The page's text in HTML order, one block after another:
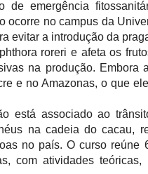
de emergência
ocorre no campus da
evitar a introdução da
roreri e afeta os
na produção. Embora
e no Amazonas, o que
está associado ao
na cadeia do cacau,
no país. O curso reúne
com atividades